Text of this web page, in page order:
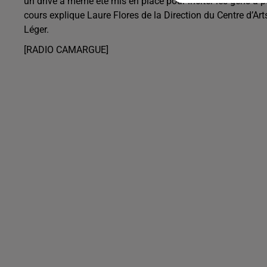
cours explique Laure Flores de la Direction du Centre
Léger.
[RADIO CAMARGUE]